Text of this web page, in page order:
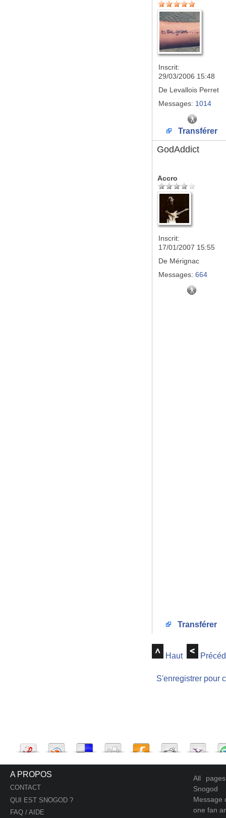
Inscrit:
29/03/2006 15:48
De Levallois Perret
Messages: 1014
Transférer
GodAddict
Accro
Inscrit:
17/01/2007 15:55
De Mérignac
Messages: 664
Transférer
Haut
S'enregistrer pour
A PROPOS
CONTACT
QUI EST SNOGOD ?
FAQ / AIDE
All
Snogod
Message
one fan